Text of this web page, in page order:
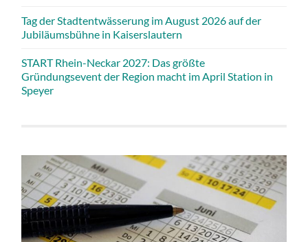
Tag der Stadtentwässerung im August 2026 auf der
Jubiläumsbühne in Kaiserslautern
START Rhein-Neckar 2027: Das größte
Gründungsevent der Region macht im April Station in
Speyer